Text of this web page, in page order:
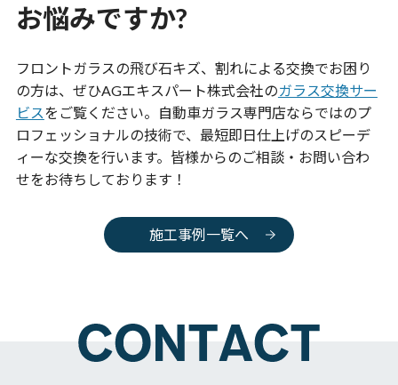
お悩みですか?
フロントガラスの飛び石キズ、割れによる交換でお困り
の方は、ぜひAGエキスパート株式会社のガラス交換サー
ビス をご覧ください。自動車ガラス専門店ならではのプ
ロフェッショナルの技術で、最短即日仕上げのスピーデ
ィーな交換を行います。皆様からのご相談・お問い合わ
せをお待ちしております！
施工事例一覧へ